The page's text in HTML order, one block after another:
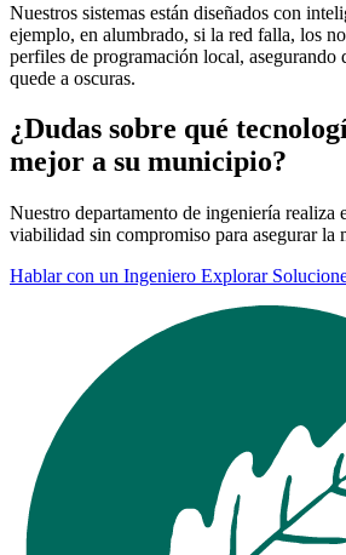
Nuestros sistemas están diseñados con
ejemplo, en alumbrado, si la red falla, los
perfiles de programación local, asegurando
quede a oscuras.
¿Dudas sobre qué
mejor a su municipio?
Nuestro departamento de ingeniería realiza
viabilidad sin compromiso para asegurar la
Hablar con un Ingeniero Explorar